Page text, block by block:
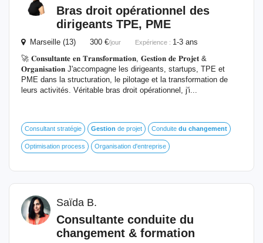
Bras droit opérationnel des
dirigeants TPE, PME
Marseille (13) 300 €/jour Expérience : 1-3 ans
🚀 𝐂𝐨𝐧𝐬𝐮𝐥𝐭𝐚𝐧𝐭𝐞 𝐞𝐧 𝐓𝐫𝐚𝐧𝐬𝐟𝐨𝐫𝐦𝐚𝐭𝐢𝐨𝐧, 𝐆𝐞𝐬𝐭𝐢𝐨𝐧 𝐝𝐞 𝐏𝐫𝐨𝐣𝐞𝐭 &
𝐎𝐫𝐠𝐚𝐧𝐢𝐬𝐚𝐭𝐢𝐨𝐧 J'accompagne les dirigeants, startups, TPE et
PME dans la structuration, le pilotage et la transformation de
leurs activités. Véritable bras droit opérationnel, j'i...
Consultant stratégie Gestion de projet Conduite du changement
Optimisation process Organisation d'entreprise
Saïda B.
Consultante conduite du
changement & formation